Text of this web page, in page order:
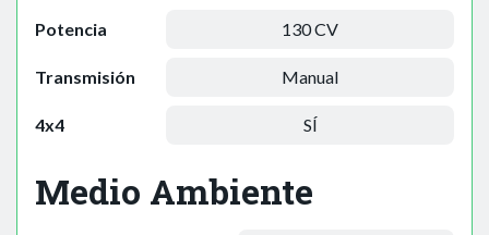
Potencia 130 CV
Transmisión Manual
4x4 SÍ
Medio Ambiente